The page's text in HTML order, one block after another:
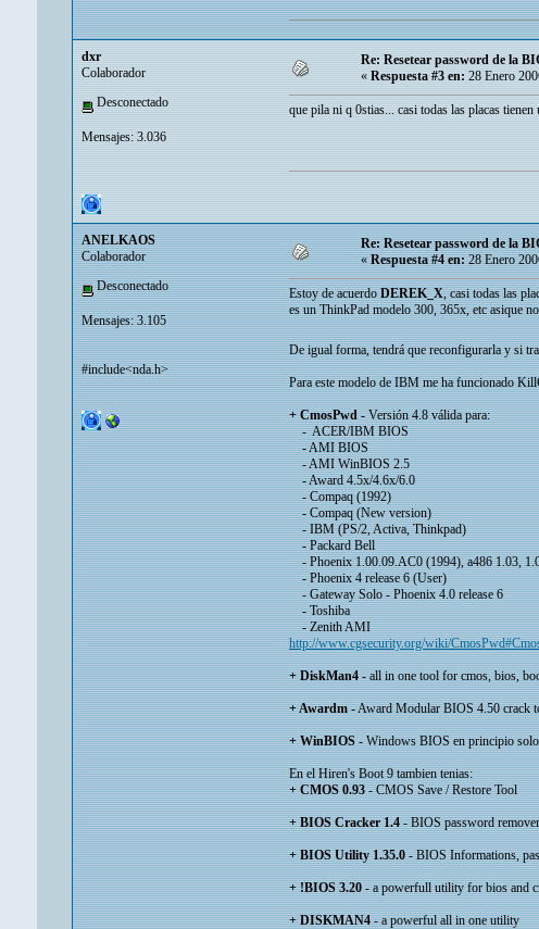
dxr
Colaborador
Desconectado
Mensajes: 3.036
Re: Resetear password de la
« Respuesta #3 en: 28 Enero
que pila ni q 0stias... casi todas las placas
ANELKAOS
Colaborador
Desconectado
Mensajes: 3.105
#include<nda.h>
Re: Resetear password de la
«Respuesta #4 en:28 Enero
Estoy de acuerdoDEREK_X, casi todas las
es un ThinkPad modelo 300, 365x, etc asique
De igual forma, tendrá que reconfigurarla y si
Para este modelo de IBM me ha funcionado
+ CmosPwd- Versión 4.8 válida para:
- ACER/IBM BIOS
- AMI BIOS
- AMI WinBIOS 2.5
- Award 4.5x/4.6x/6.0
- Compaq (1992)
- Compaq (New version)
- IBM (PS/2, Activa, Thinkpad)
- Packard Bell
- Phoenix 1.00.09.AC0 (1994), a486 1.03,
- Phoenix 4 release 6 (User)
- Gateway Solo - Phoenix 4.0 release 6
- Toshiba
- Zenith AMI
http://www.cgsecurity.org/wiki/
+ DiskMan4- all in one tool for cmos, bios,
+ Awardm- Award Modular BIOS 4.50 crack
+ WinBIOS- Windows BIOS en principio solo
En el Hiren's Boot 9 tambien tenias:
+ CMOS 0.93- CMOS Save / Restore Tool
+ BIOS Cracker 1.4- BIOS password
+ BIOS Utility 1.35.0- BIOS Informations,
+ !BIOS 3.20- a powerfull utility for bios and
+ DISKMAN4- a powerful all in one utility